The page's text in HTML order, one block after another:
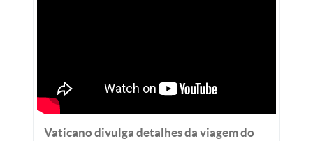
Vaticano divulga detalhes da viagem do